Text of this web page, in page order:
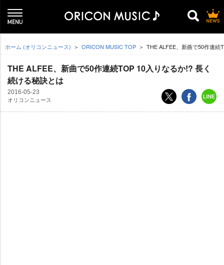
ホーム (オリコンニュース) ORICON MUSIC TOP THE ALFEE、新曲で50作連続
THE ALFEE、新曲で50作連続TOP 10入りなるか!? 長く
続ける秘訣とは
2016-05-23
オリコンニュース